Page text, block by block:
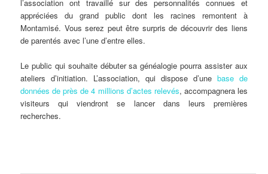
l’association ont travaillé sur des personnalités connues et
appréciées du grand public dont les racines remontent à
Montamisé. Vous serez peut être surpris de découvrir des liens
de parentés avec l’une d’entre elles.
Le public qui souhaite débuter sa généalogie pourra assister aux
ateliers d’initiation. L’association, qui dispose d’une base de
données de près de 4 millions d’actes relevés, accompagnera les
visiteurs qui viendront se lancer dans leurs premières
recherches.